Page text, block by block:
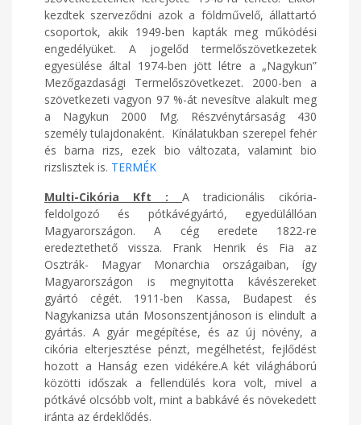
kezdtek szerveződni azok a földművelő, állattartó
csoportok, akik 1949-ben kapták meg működési
engedélyüket. A jogelőd termelőszövetkezetek
egyesülése által 1974-ben jött létre a „Nagykun”
Mezőgazdasági Termelőszövetkezet. 2000-ben a
szövetkezeti vagyon 97 %-át nevesítve alakult meg
a Nagykun 2000 Mg. Részvénytársaság 430
személy tulajdonaként. Kínálatukban szerepel fehér
és barna rizs, ezek bio változata, valamint bio
rizslisztek is. TERMÉK
Multi-Cikória Kft : A tradicionális cikória-
feldolgozó és pótkávégyártó, egyedülállóan
Magyarországon. A cég eredete 1822-re
eredeztethető vissza. Frank Henrik és Fia az
Osztrák- Magyar Monarchia országaiban, így
Magyarországon is megnyitotta kávészereket
gyártó cégét. 1911-ben Kassa, Budapest és
Nagykanizsa után Mosonszentjánoson is elindult a
gyártás. A gyár megépítése, és az új növény, a
cikória elterjesztése pénzt, megélhetést, fejlődést
hozott a Hanság ezen vidékére.A két világháború
közötti időszak a fellendülés kora volt, mivel a
pótkávé olcsóbb volt, mint a babkávé és növekedett
iránta az érdeklődés.